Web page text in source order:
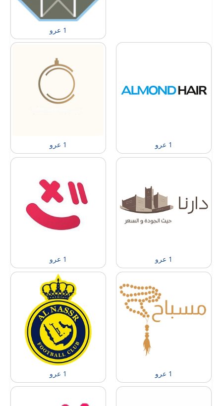
1 عرو
1 عرو 1 عرو
1 عرو 1 عرو
1 عرو 1 عرو